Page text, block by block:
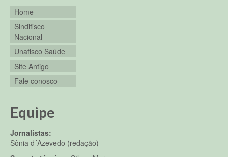
Home
Sindifisco
Nacional
Unafisco Saúde
Site Antigo
Fale conosco
Equipe
Jornalistas:
Sônia d´Azevedo (redação)